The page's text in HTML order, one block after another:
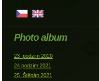
Photo album
23_podzim 2020
24 podzim 2021
25_Štěpán 2021